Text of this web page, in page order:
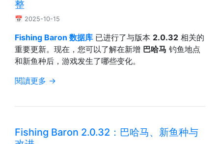
整
📅 2025-10-15
Fishing Baron 数据库 已进行了与版本 2.0.32 相关的
重要更新。现在，您可以了解在新增 巴哈马 钓鱼地点
和新鱼种后，游戏发生了哪些变化。
閱讀更多 →
Fishing Baron 2.0.32：巴哈马、新鱼种与